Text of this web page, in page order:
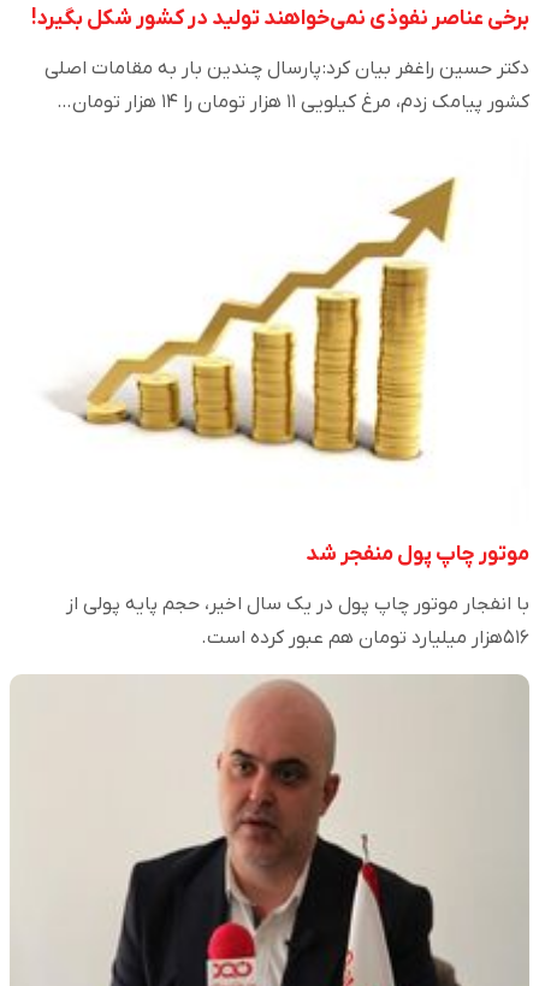
برخی عناصر نفوذی نمی‌خواهند تولید در کشور شکل بگیرد!
دکتر حسین راغفر بیان کرد: پارسال چندین بار به مقامات اصلی
کشور پیامک زدم، مرغ کیلویی ۱۱ هزار تومان را ۱۴ هزار تومان…
موتور چاپ پول منفجر شد
با انفجار موتور چاپ پول در یک سال اخیر، حجم پایه پولی از
۵۱۶هزار میلیارد تومان هم عبور کرده است.